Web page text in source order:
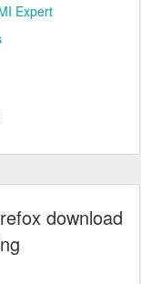
Expert
download